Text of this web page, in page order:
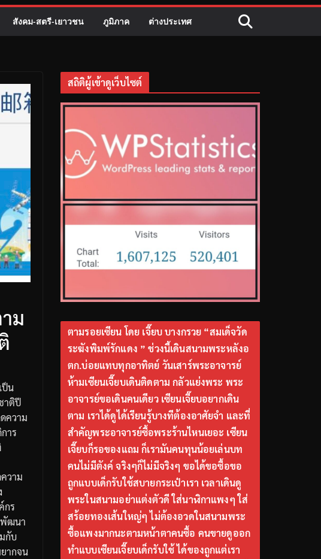
สังคม-สตรี-เยาวชน ภูมิภาค ต่างประเทศ
ม
ป็น
าติปี
ความ
าร
วาม
กร
พัฒนา
กับ
ากจน
สถิติผู้เข้าดูเว็บไซต์
ตามรอยเซียน โดย เจี๊ยบ บางกรวย “สมเด็จวัด
ระฆังพิมพ์รักแดง ” ช่วงนี้เดินสนามพระหลังอ
ตก.บ่อยแทบทุกอาทิตย์ วันเสาร์พระอาจารย์
ห้ามเซียนเจี๊ยบเดินติดตาม กลัวแย่งพระ พระ
อาจารย์ขอเดินคนเดียว เซียนเจี๊ยบอยากเดิน
ตาม เราได้ดูได้เรียนรู้บางทีต้องอาศัยจำ และที่
สำคัญพระอาจารย์ซื้อพระร้านไหนเยอะ เซียน
เจี๊ยบก็รอของแถม ก็เรามันคนทุนน้อยเล่นบท
คนไม่มีตังค์ จริงๆก็ไม่มีจริงๆ ขอได้ขอซื้อขอ
ถูกแบบเด็กรับใช้สบายกระเป๋าเรา เวลาเดินดู
พระในสนามอย่าแต่งตัวดี ใส่นาฬิกาแพงๆ ใส่
สร้อยทองเส้นใหญ่ๆ ไม่ต้องอวดในสนามพระ
ซื้อแพงมากนะตามหน้าตาคนซื้อ คนขายดูออก
ทำแบบเซียนเจี๊ยบเด็กรับใช้ ได้ของถูกแต่เรา